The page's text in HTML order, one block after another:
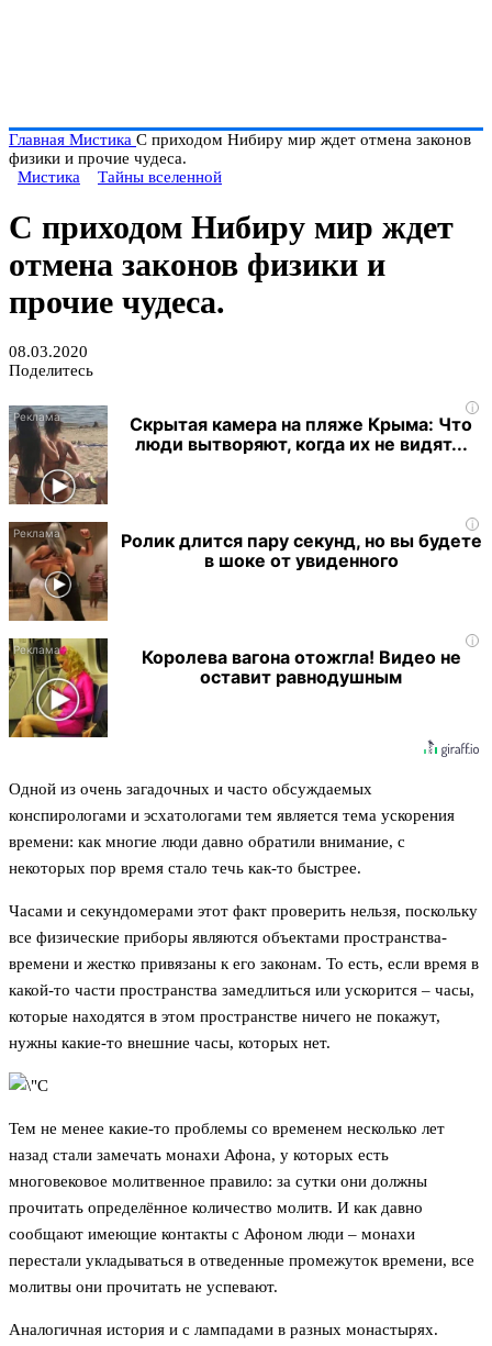
Главная Мистика С приходом Нибиру мир ждет отмена законов
физики и прочие чудеса.
Мистика
Тайны вселенной
С приходом Нибиру мир ждет
отмена законов физики и
прочие чудеса.
08.03.2020
Поделитесь
i
Скрытая камера на пляже Крыма: Что
люди вытворяют, когда их не видят...
i
Ролик длится пару секунд, но вы будете
в шоке от увиденного
i
Королева вагона отожгла! Видео не
оставит равнодушным
Одной из очень загадочных и часто обсуждаемых
конспирологами и эсхатологами тем является тема ускорения
времени: как многие люди давно обратили внимание, с
некоторых пор время стало течь как-то быстрее.
Часами и секундомерами этот факт проверить нельзя, поскольку
все физические приборы являются объектами пространства-
времени и жестко привязаны к его законам. То есть, если время в
какой-то части пространства замедлиться или ускорится – часы,
которые находятся в этом пространстве ничего не покажут,
нужны какие-то внешние часы, которых нет.
Тем не менее какие-то проблемы со временем несколько лет
назад стали замечать монахи Афона, у которых есть
многовековое молитвенное правило: за сутки они должны
прочитать определённое количество молитв. И как давно
сообщают имеющие контакты с Афоном люди – монахи
перестали укладываться в отведенные промежуток времени, все
молитвы они прочитать не успевают.
Аналогичная история и с лампадами в разных монастырях.